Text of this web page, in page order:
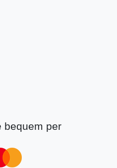
bequem per